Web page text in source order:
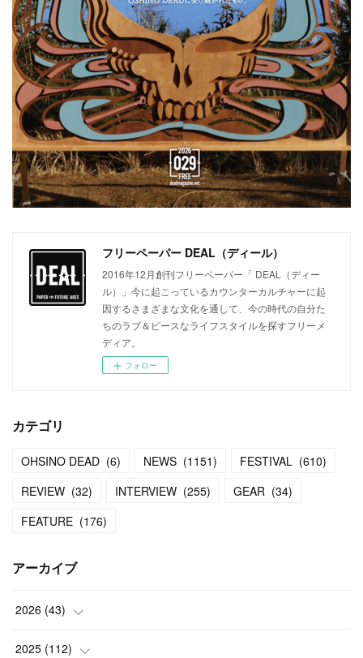
フリーペーパー DEAL（ディール）
2016年12月創刊フリーペーパー「 DEAL（ディー
ル）」今に起こっているカウンターカルチャーに起
因するさまざまな文化を通して、今の時代の自分た
ちのラブ＆ピースなライフスタイルを探すフリーメ
ディア。
フォロー
カテゴリ
OHSINO DEAD (6) NEWS (1151) FESTIVAL (610)
REVIEW (32) INTERVIEW (255) GEAR (34)
FEATURE (176)
アーカイブ
2026 (43)
( 2)
2025 (112)